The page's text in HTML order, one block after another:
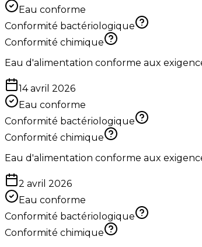
Eau conforme
Conformité bactériologique
Conformité chimique
Eau d'alimentation conforme aux
14 avril 2026
Eau conforme
Conformité bactériologique
Conformité chimique
Eau d'alimentation conforme aux
2 avril 2026
Eau conforme
Conformité bactériologique
Conformité chimique